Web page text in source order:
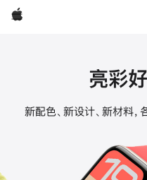
Apple
Apple
亮彩
新配色、新设计、新材料，